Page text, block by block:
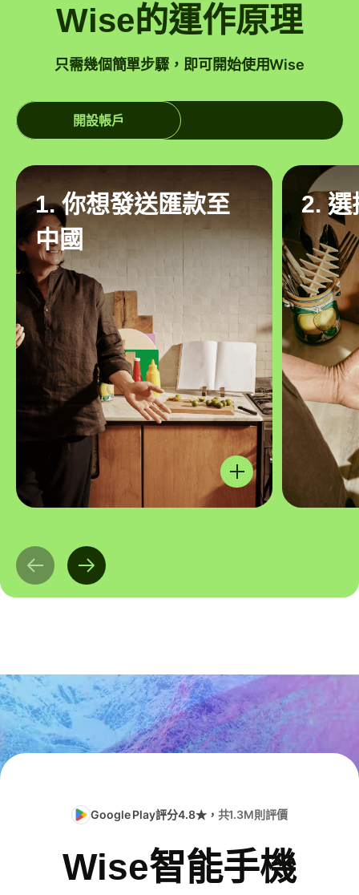
Wise的運作原理
只需幾個簡單步驟，即可開始使用Wise
開設帳戶
1. 你想發送匯款至
中國
2. 選
Google Play評分4.8★， 共1.3M則評價
Wise智能手機